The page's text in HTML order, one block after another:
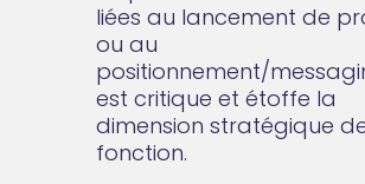
liées au lancement de
ou au
positionnement/
est critique et étoffe la
dimension stratégique
fonction.